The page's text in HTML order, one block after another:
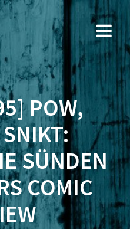
Zum
Inhalt
springen
POW,
SÜNDEN
COMIC